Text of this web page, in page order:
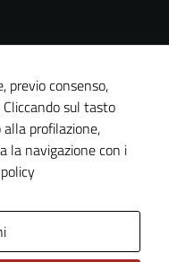
previo consenso,
sul tasto
profilazione,
la navigazione con i